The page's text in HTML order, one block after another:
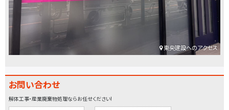
東央建設へのアクセス
お問い合わせ
解体工事・産業廃棄物処理ならお任せください!